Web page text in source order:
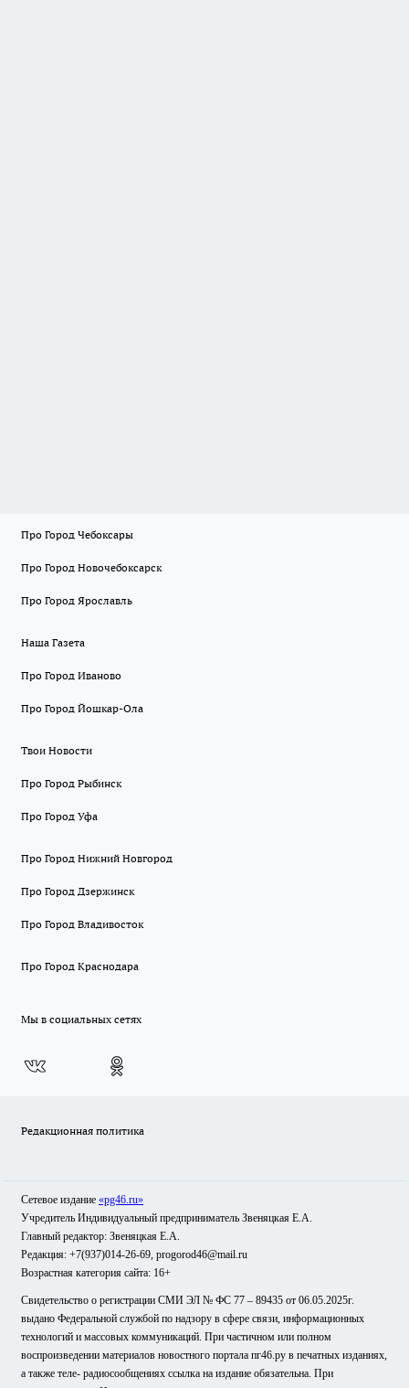
Про Город Чебоксары
Про Город Новочебоксарск
Про Город Ярославль
Наша Газета
Про Город Иваново
Про Город Йошкар-Ола
Твои Новости
Про Город Рыбинск
Про Город Уфа
Про Город Нижний Новгород
Про Город Дзержинск
Про Город Владивосток
Про Город Краснодара
Мы в социальных сетях
Редакционная политика
Сетевое издание «pg46.ru»
Учредитель Индивидуальный предприниматель Звеняцкая Е.А.
Главный редактор: Звеняцкая Е.А.
Редакция: +7(937)014-26-69, progorod46@mail.ru
Возрастная категория сайта: 16+
Свидетельство о регистрации СМИ ЭЛ № ФС 77 – 89435 от 06.05.2025г.
выдано Федеральной службой по надзору в сфере связи, информационных
технологий и массовых коммуникаций. При частичном или полном
воспроизведении материалов новостного портала пг46.ру в печатных изданиях,
а также теле- радиосообщениях ссылка на издание обязательна. При